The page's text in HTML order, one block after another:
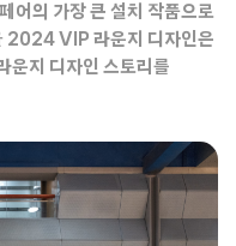
어의 가장 큰 설치 작품으로
2024 VIP 라운지 디자인은
운지 디자인 스토리를